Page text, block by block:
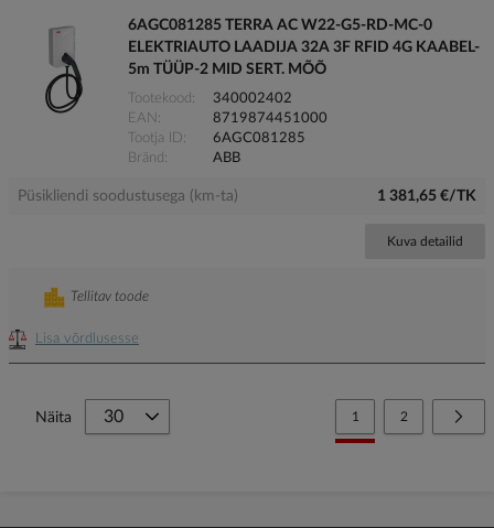
6AGC081285 TERRA AC W22-G5-RD-MC-0
ELEKTRIAUTO LAADIJA 32A 3F RFID 4G KAABEL-
5m TÜÜP-2 MID SERT. MÕÕ
Tootekood
340002402
EAN
8719874451000
Tootja ID
6AGC081285
Bränd
ABB
Püsikliendi soodustusega (km-ta) 1 381,65 €/TK
Kuva detailid
Lisa võrdlusesse
Tellitav toode
PageYou're currently reading
1 Page
2
Näita